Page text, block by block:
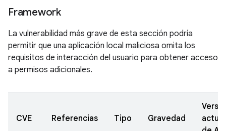
Framework
La vulnerabilidad más grave de esta sección podría
permitir que una aplicación local maliciosa omita los
requisitos de interacción del usuario para obtener acceso
a permisos adicionales.
CVE Referencias Tipo Gravedad